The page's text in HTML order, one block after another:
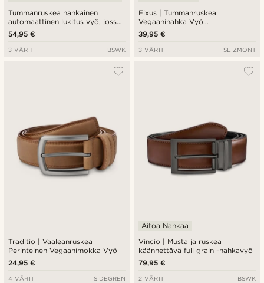
Tummanruskea nahkainen
automaattinen lukitus vyö, jossa
on kiinteä solki
54,95 €
3 VÄRIT BSWK
Fixus | Tummanruskea
Vegaaninahka Vyö
Automaattilukolla
39,95 €
3 VÄRIT SEIZMONT
Traditio | Vaaleanruskea
Perinteinen Vegaanimokka Vyö
24,95 €
4 VÄRIT SIDEGREN
Vincio | Musta ja ruskea
käännettävä full grain -nahkavyö
Aitoa Nahkaa
79,95 €
2 VÄRIT BSWK